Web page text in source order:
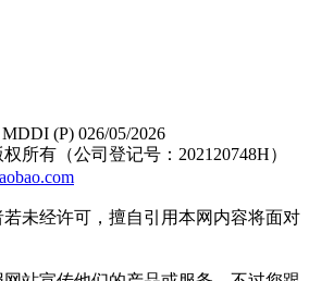
(P) 026/05/2026
所有（公司登记号：202120748H）
未经许可，擅自引用本网内容将面对